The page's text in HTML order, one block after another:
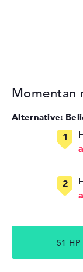
Momentan
Alternative:
51 HP